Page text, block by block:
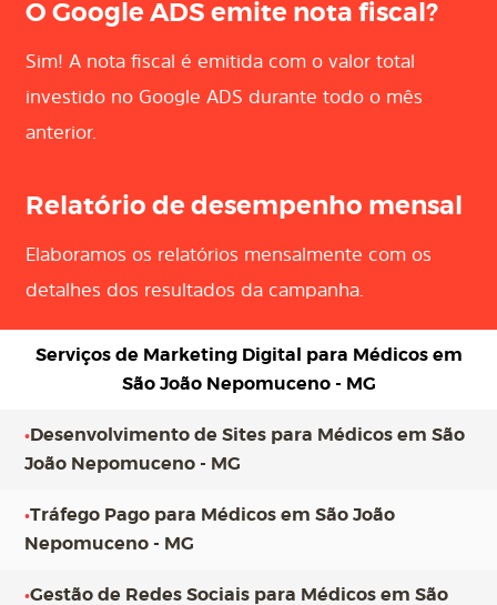
O Google ADS emite nota fiscal?
Sim! A nota fiscal é emitida com o valor total
investido no Google ADS durante todo o mês
anterior.
Relatório de desempenho mensal
Elaboramos os relatórios mensalmente com os
detalhes dos resultados da campanha.
Serviços de Marketing Digital para Médicos em
São João Nepomuceno - MG
•Desenvolvimento de Sites para Médicos em São
João Nepomuceno - MG
•Tráfego Pago para Médicos em São João
Nepomuceno - MG
•Gestão de Redes Sociais para Médicos em São